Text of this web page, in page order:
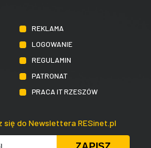
REKLAMA
LOGOWANIE
REGULAMIN
PATRONAT
PRACA IT RZESZÓW
się do Newslettera RESinet.pl